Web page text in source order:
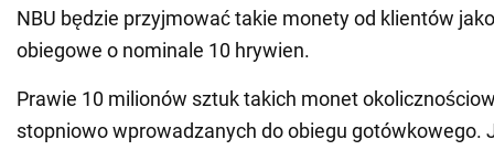
NBU będzie przyjmować takie monety od klientów
obiegowe o nominale 10 hrywien.
Prawie 10 milionów sztuk takich monet
stopniowo wprowadzanych do obiegu gotówkowego.